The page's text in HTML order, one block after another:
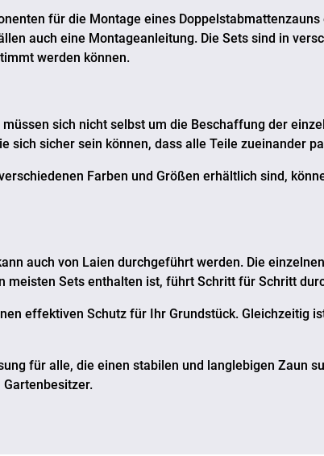
für die Montage eines
auch eine Montageanleitung. Die Sets sind in
werden können.
sich nicht selbst um die Beschaffung der
sicher sein können, dass alle Teile zueinander
Farben und Größen erhältlich sind,
auch von Laien durchgeführt werden. Die
Sets enthalten ist, führt Schritt für Schritt
effektiven Schutz für Ihr Grundstück. Gleichzeitig
für alle, die einen stabilen und langlebigen Zaun